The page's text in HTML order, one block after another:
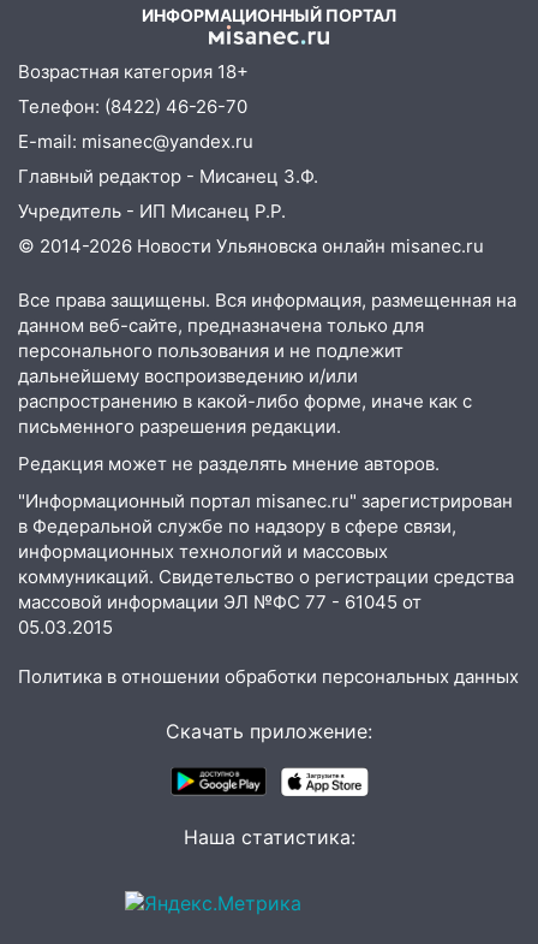
В Ульяновске ищут 37-летнего
мужчину, пропавшего ещё 19 июля
10:30 От мотофристайла до прогулки с
хаски: куда сходить в Ульяновской
области 8–9 августа
10:11 Директора ульяновской
«Нефтяной топливной компании» будут
судить за неуплату 48,4 млн рублей
09:28 Дети на дорогах: пострадали
велосипедисты, мотоциклисты и
пешеходы. Обзор крупных аварий в
Ульяновской области
08:30 Поджог со свечой, 16 сгоревших
домов и выстрел за водку
07:50 Какая погоды будет днем 8
августа
06:45 Императорский мост в
Ульяновске останется закрытым до
утра 10 августа
05:18
Судьба готовит сюрприз: гороскоп
деньгами, а кого ждет неожиданная
В Ульяновской области объявили
Ульяновские аграрии смогут
купить тракторы с отсрочкой платежа
ИНФОРМАЦИОННЫЙ ПОРТАЛ
Возрастная категория 18+
Телефон: (8422) 46-26-70
E-mail: misanec@yandex.ru
Главный редактор - Мисанец З.Ф.
Учредитель - ИП Мисанец Р.Р.
© 2014-2026 Новости Ульяновска онлайн misanec.ru
Все права защищены. Вся информация, размещенная на
данном веб-сайте, предназначена только для
персонального пользования и не подлежит
дальнейшему воспроизведению и/или
распространению в какой-либо форме, иначе как с
письменного разрешения редакции.
Редакция может не разделять мнение авторов.
"Информационный портал misanec.ru" зарегистрирован
в Федеральной службе по надзору в сфере связи,
информационных технологий и массовых
коммуникаций. Свидетельство о регистрации средства
массовой информации ЭЛ №ФС 77 - 61045 от
05.03.2015
Политика в отношении обработки персональных данных
Скачать приложение:
Наша статистика: